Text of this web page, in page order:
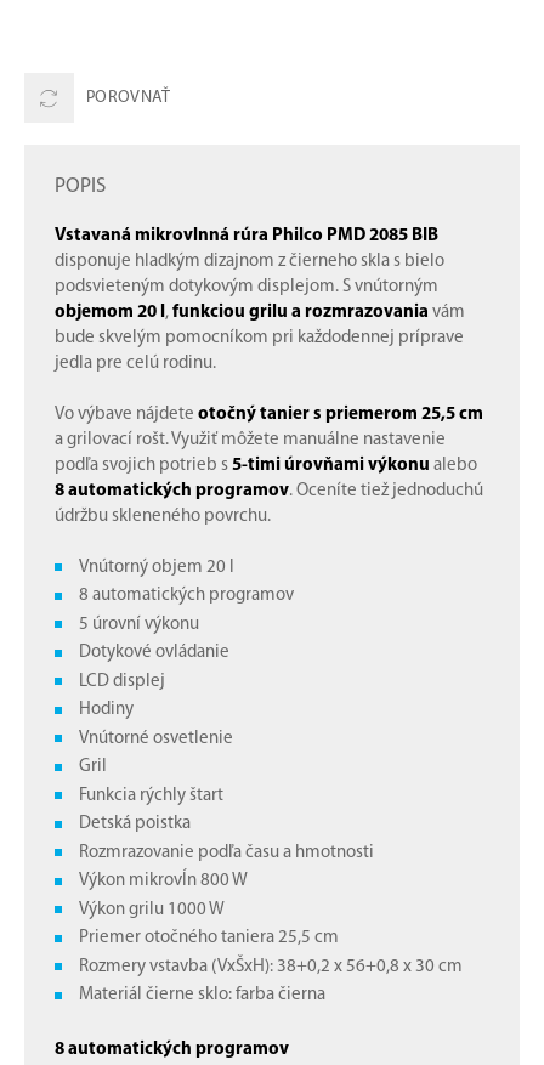
POROVNAŤ
POPIS
Vstavaná mikrovlnná rúra Philco PMD 2085 BIB
disponuje hladkým dizajnom z čierneho skla s bielo
podsvieteným dotykovým displejom. S vnútorným
objemom 20 l , funkciou grilu a rozmrazovania vám
bude skvelým pomocníkom pri každodennej príprave
jedla pre celú rodinu.
Vo výbave nájdete otočný tanier s priemerom 25,5 cm
a grilovací rošt. Využiť môžete manuálne nastavenie
podľa svojich potrieb s 5-timi úrovňami výkonu alebo
8 automatických programov. Oceníte tiež jednoduchú
údržbu skleneného povrchu.
Vnútorný objem 20 l
8 automatických programov
5 úrovní výkonu
Dotykové ovládanie
LCD displej
Hodiny
Vnútorné osvetlenie
Gril
Funkcia rýchly štart
Detská poistka
Rozmrazovanie podľa času a hmotnosti
Výkon mikrovĺn 800 W
Výkon grilu 1000 W
Priemer otočného taniera 25,5 cm
Rozmery vstavba (VxŠxH): 38+0,2 x 56+0,8 x 30 cm
Materiál čierne sklo: farba čierna
8 automatických programov